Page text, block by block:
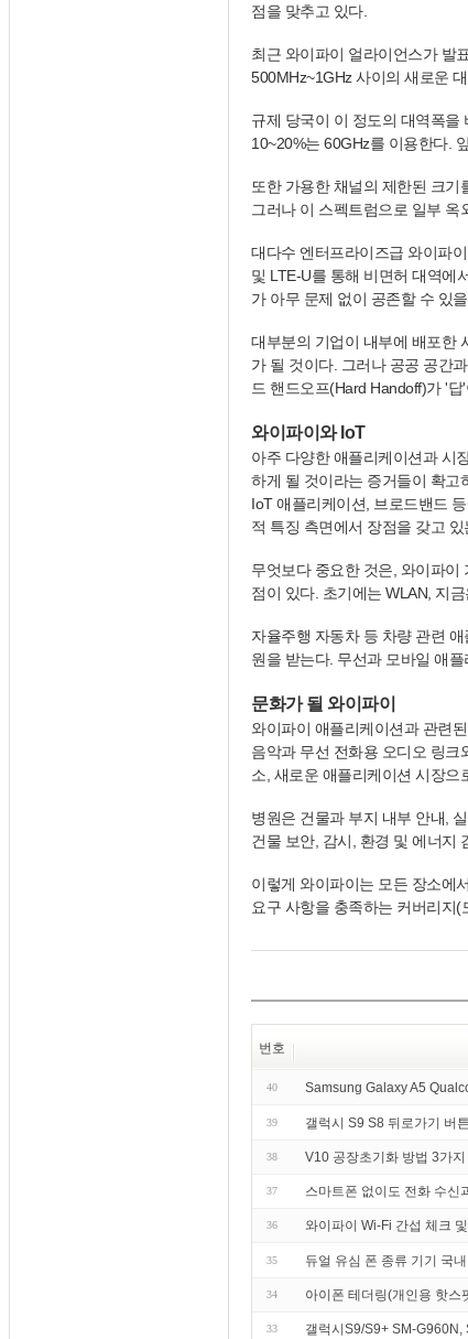
점을 맞추고 있다.
최근 와이파이 얼라이언스가 발
500MHz~1GHz 사이의 새로운
규제 당국이 이 정도의 대역폭을
10~20%는 60GHz를 이용한다.
또한 가용한 채널의 제한된 크기
그러나 이 스펙트럼으로 일부
대다수 엔터프라이즈급 와이파
및 LTE-U를 통해 비면허 대역에
가 아무 문제 없이 공존할 수 있
대부분의 기업이 내부에 배포한
가 될 것이다. 그러나 공공 공간
드 핸드오프(Hard Handoff)가 '
와이파이와 IoT
아주 다양한 애플리케이션과 시
하게 될 것이라는 증거들이 확고
IoT 애플리케이션, 브로드밴드
적 특징 측면에서 장점을 갖고
무엇보다 중요한 것은, 와이파이
점이 있다. 초기에는 WLAN, 지
자율주행 자동차 등 차량 관련
원을 받는다. 무선과 모바일 애
문화가 될 와이파이
와이파이 애플리케이션과 관련
음악과 무선 전화용 오디오 링크
소, 새로운 애플리케이션 시장으
병원은 건물과 부지 내부 안내,
건물 보안, 감시, 환경 및 에너지
이렇게 와이파이는 모든 장소에
요구 사항을 충족하는 커버리지
번호
40 Samsung Galaxy A5
39 갤럭시 S9 S8 뒤로가기 버
38 V10 공장초기화 방법 3가지
37 스마트폰 없이도 전화 수신
36 와이파이 Wi-Fi 간섭 체크
35 듀얼 유심 폰 종류 기기 국
34 아이폰 테더링(개인용 핫스
33 갤럭시S9/S9+ SM-